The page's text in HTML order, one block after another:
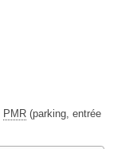
PMR (parking, entrée